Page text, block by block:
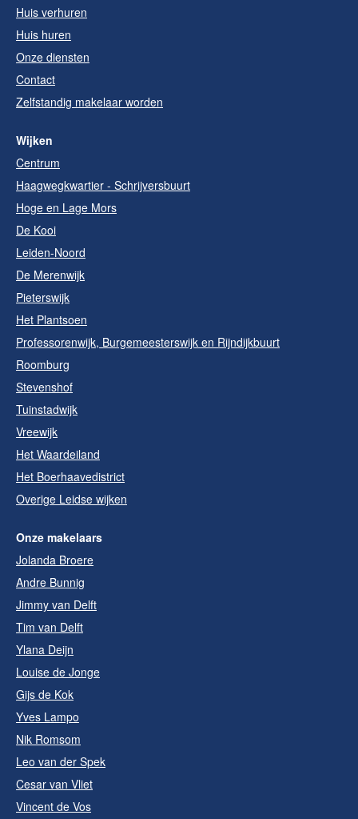
Huis verhuren
Huis huren
Onze diensten
Contact
Zelfstandig makelaar worden
Wijken
Centrum
Haagwegkwartier - Schrijversbuurt
Hoge en Lage Mors
De Kooi
Leiden-Noord
De Merenwijk
Pieterswijk
Het Plantsoen
Professorenwijk, Burgemeesterswijk en Rijndijkbuurt
Roomburg
Stevenshof
Tuinstadwijk
Vreewijk
Het Waardeiland
Het Boerhaavedistrict
Overige Leidse wijken
Onze makelaars
Jolanda Broere
Andre Bunnig
Jimmy van Delft
Tim van Delft
Ylana Deijn
Louise de Jonge
Gijs de Kok
Yves Lampo
Nik Romsom
Leo van der Spek
Cesar van Vliet
Vincent de Vos